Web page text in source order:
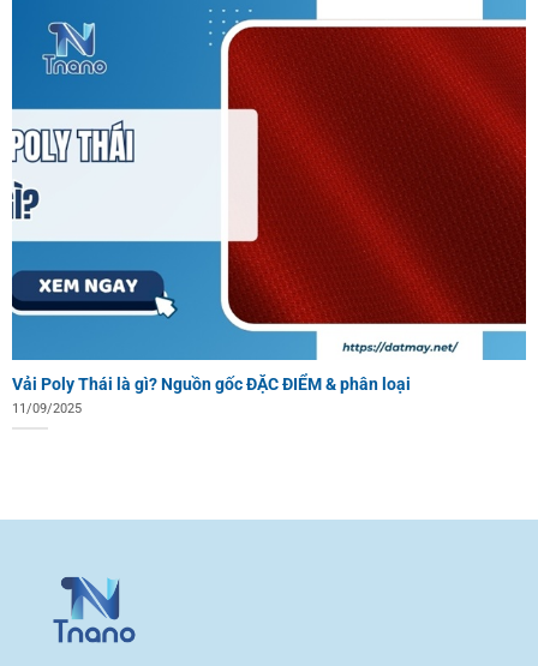
Vải Poly Thái là gì? Nguồn gốc ĐẶC ĐIỂM & phân loại
11/09/2025